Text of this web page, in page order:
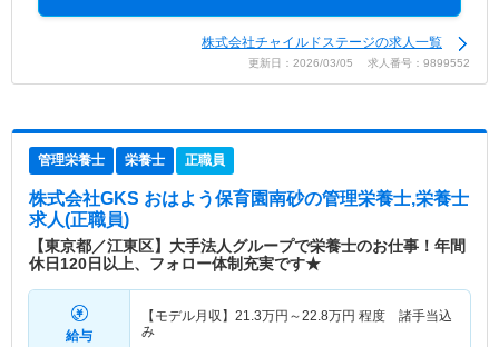
株式会社チャイルドステージの求人一覧
更新日：2026/03/05 求人番号：9899552
管理栄養士 栄養士 正職員
株式会社GKS おはよう保育園南砂の管理栄養士,栄養士
求人(正職員)
【東京都／江東区】大手法人グループで栄養士のお仕事！年間
休日120日以上、フォロー体制充実です★
給与
【モデル月収】 21.3万円～22.8万円 程度 諸手当込
み